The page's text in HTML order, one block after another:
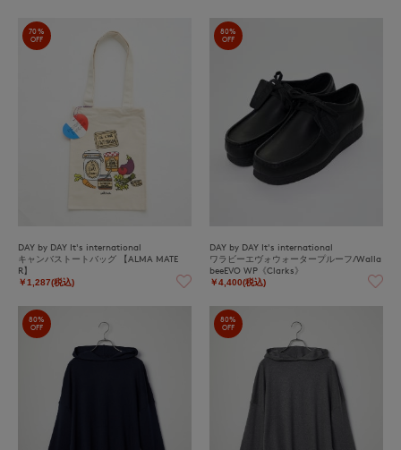
70%
OFF
DAY by DAY It's international
キャンバストートバッグ 【ALMA MATE
R】
￥1,287(税込)
80%
OFF
DAY by DAY It's international
ワラビーエヴォウォータープルーフ/Walla
beeEVO WP《Clarks》
￥4,400(税込)
80%
OFF
80%
OFF